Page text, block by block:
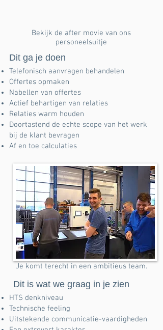
Bekijk de after movie van ons
personeelsuitje
Dit ga je doen
Telefonisch aanvragen behandelen
Offertes opmaken
Nabellen van offertes
Actief behartigen van relaties
Relaties warm houden
Doortastend de echte scope van het werk
bij de klant bevragen
Af en toe calculaties
Je komt terecht in een ambitieus team.
Dit is wat we graag in je zien
HTS denkniveau
Technische feeling
Uitstekende communicatie-vaardigheden